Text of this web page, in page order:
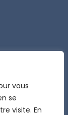
vous
se
visite. En